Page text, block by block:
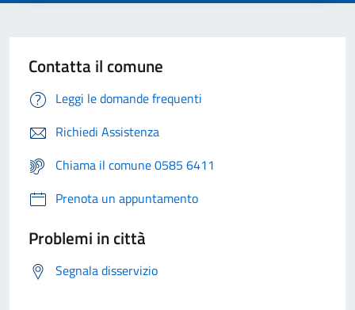
Contatta il comune
Leggi le domande frequenti
Richiedi Assistenza
Chiama il comune 0585 6411
Prenota un appuntamento
Problemi in città
Segnala disservizio